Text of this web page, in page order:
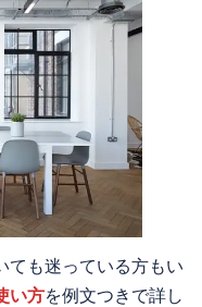
ても迷っている方もい
い方を例文つきで詳し